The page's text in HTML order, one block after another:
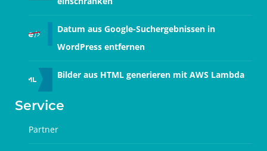
Datum aus Google-Suchergebnissen in
WordPress entfernen
Bilder aus HTML generieren mit AWS Lambda
Service
Partner